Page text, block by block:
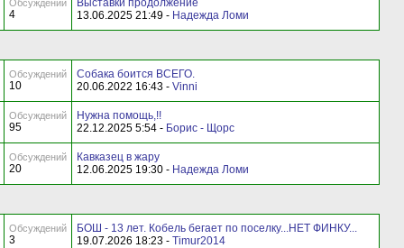
Обсуждений
4
Выставки продолжение
13.06.2025 21:49 - Надежда Ломи
Обсуждений
10
Собака боится ВСЕГО.
20.06.2022 16:43 - Vinni
Обсуждений
95
Нужна помощь,!!
22.12.2025 5:54 - Борис - Щорс
Обсуждений
20
Кавказец в жару
12.06.2025 19:30 - Надежда Ломи
Обсуждений
3
БОШ - 13 лет. Кобель бегает по поселку...НЕТ ФИНКУ...
19.07.2026 18:23 - Timur2014